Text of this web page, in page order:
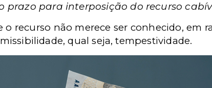
prazo para interposição do recurso
recurso não merece ser conhecido, em
qual seja, tempestividade.